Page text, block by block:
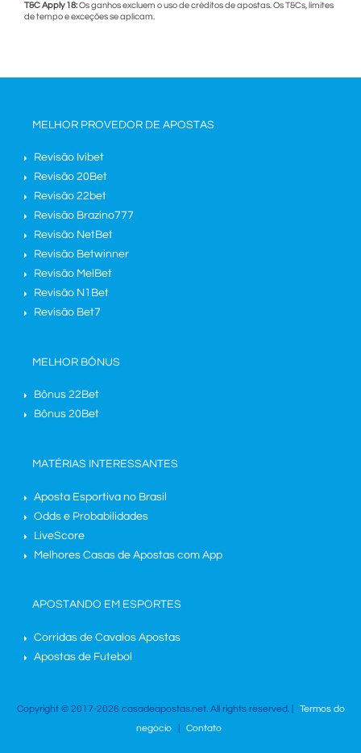
T&C Apply 18:Os ganhos excluem o uso de créditos de apostas. Os T&Cs, limites
de tempo e exceções se aplicam.
MELHOR PROVEDOR DE APOSTAS
Revisão Ivibet
Revisão 20Bet
Revisão 22bet
Revisão Brazino777
Revisão NetBet
Revisão Betwinner
Revisão MelBet
Revisão N1Bet
Revisão Bet7
MELHOR BÔNUS
Bônus 22Bet
Bônus 20Bet
MATÉRIAS INTERESSANTES
Aposta Esportiva no Brasil
Odds e Probabilidades
LiveScore
Melhores Casas de Apostas com App
APOSTANDO EM ESPORTES
Corridas de Cavalos Apostas
Apostas de Futebol
Copyright © 2017-2026 casadeapostas.net. All rights reserved. |
Termos do
negócio
Contato